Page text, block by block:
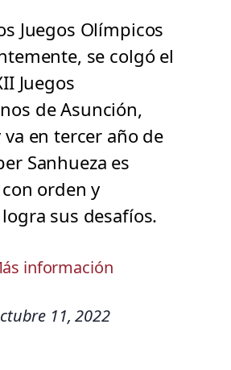
Juegos Olímpicos
se colgó el
Juegos
de Asunción,
va en tercer año de
Sanhueza es
orden y
sus desafíos.
información
11, 2022